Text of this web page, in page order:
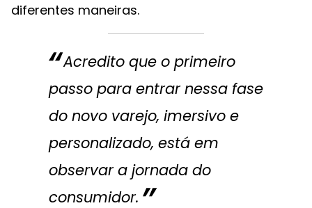
diferentes maneiras.
Acredito que o primeiro
passo para entrar nessa fase
do novo varejo, imersivo e
personalizado, está em
observar a jornada do
consumidor.